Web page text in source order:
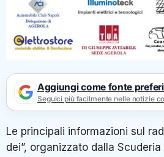
Aggiungi come fonte
Seguici più facilmente nelle notizie
Le principali informazioni sul
dei”, organizzato dalla Scuderia